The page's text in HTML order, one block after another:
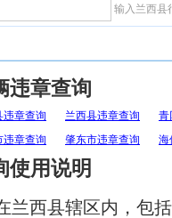
输入兰西县
违章查询
违章查询 兰西县违章查询
青
违章查询 肇东市违章查询 海
使用说明
兰西县辖区内，包